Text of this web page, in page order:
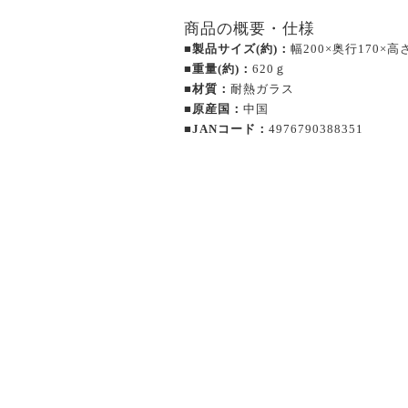
商品の概要・仕様
■製品サイズ(約)： 幅200×奥行170×高
■重量(約)： 620ｇ
■材質： 耐熱ガラス
■原産国： 中国
■JANコード： 4976790388351